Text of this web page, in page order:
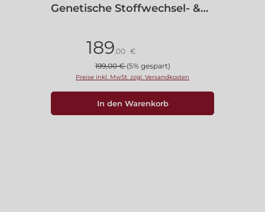
Genetische Stoffwechsel- &
189,00 €
199,00 €(5% gespart)
Preise inkl. MwSt. zzgl. Versandkosten
In den Warenkorb